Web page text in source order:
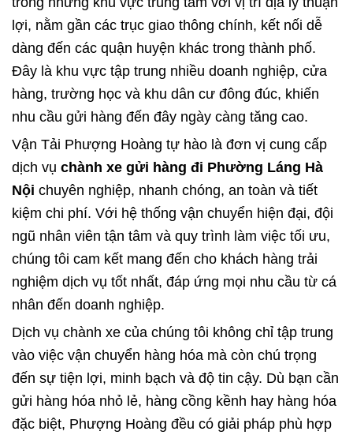
lợi, nằm gần các trục giao thông chính, kết nối dễ
dàng đến các quận huyện khác trong thành phố.
Đây là khu vực tập trung nhiều doanh nghiệp, cửa
hàng, trường học và khu dân cư đông đúc, khiến
nhu cầu gửi hàng đến đây ngày càng tăng cao.
Vận Tải Phượng Hoàng tự hào là đơn vị cung cấp
dịch vụ chành xe gửi hàng đi Phường Láng Hà
Nội chuyên nghiệp, nhanh chóng, an toàn và tiết
kiệm chi phí. Với hệ thống vận chuyển hiện đại, đội
ngũ nhân viên tận tâm và quy trình làm việc tối ưu,
chúng tôi cam kết mang đến cho khách hàng trải
nghiệm dịch vụ tốt nhất, đáp ứng mọi nhu cầu từ cá
nhân đến doanh nghiệp.
Dịch vụ chành xe của chúng tôi không chỉ tập trung
vào việc vận chuyển hàng hóa mà còn chú trọng
đến sự tiện lợi, minh bạch và độ tin cậy. Dù bạn cần
gửi hàng hóa nhỏ lẻ, hàng cồng kềnh hay hàng hóa
đặc biệt, Phượng Hoàng đều có giải pháp phù hợp